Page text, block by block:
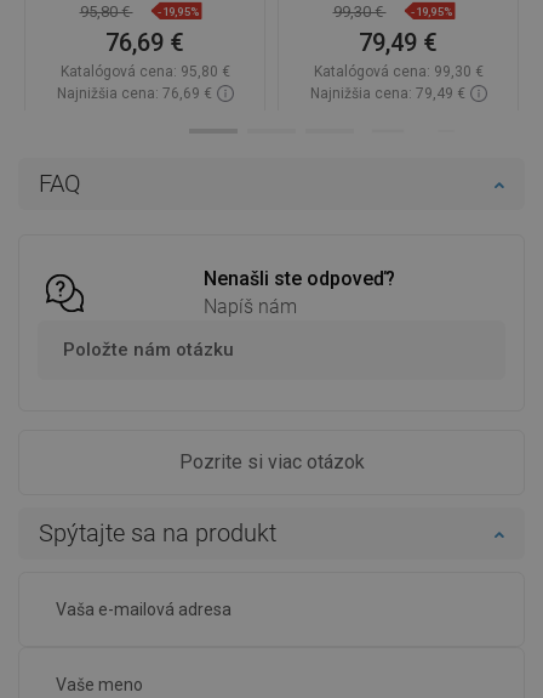
FAQ
Nenašli ste odpoveď?
Napíš nám
Položte nám otázku
Pozrite si viac otázok
Spýtajte sa na produkt
95,80 € -19,95%
76,69 €
Katalógová cena: 95,80 €
Najnižšia cena: 76,69 €
99,30 € -19,95%
79,49 €
Katalógová cena: 99,30 €
Najnižšia cena: 79,49 €